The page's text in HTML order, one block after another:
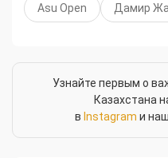
Asu Open Дамир
Узнайте первым о
Казахстана
в Instagram и